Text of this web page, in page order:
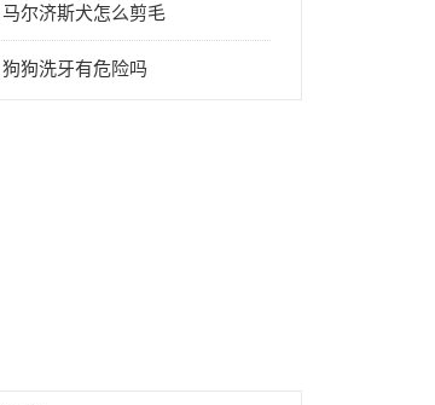
一次澡
马尔济斯犬怎么剪毛
狗狗洗牙有危险吗